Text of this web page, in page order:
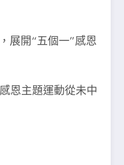
展開“五個一”感恩
恩主題運動從未中